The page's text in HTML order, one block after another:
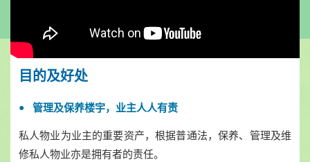
目的及好处
管理及保养楼宇，业主人人有责
私人物业为业主的重要资产，根据普通法，保养、管理及维
修私人物业亦是拥有者的责任。